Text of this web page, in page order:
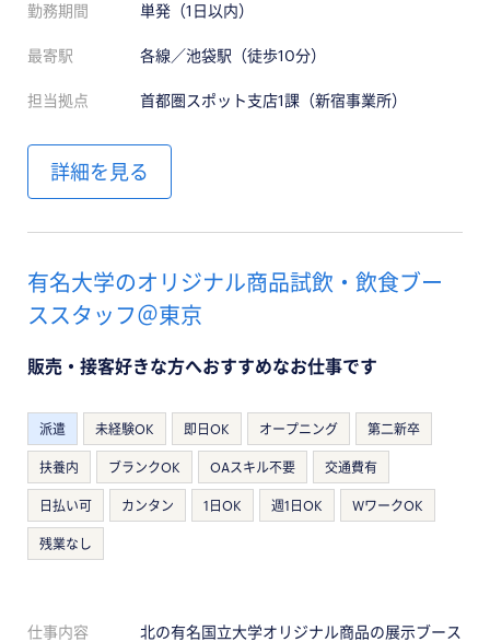
勤務期間 単発（1日以内）
最寄駅 各線／池袋駅（徒歩10分）
担当拠点 首都圏スポット支店1課（新宿事業所）
詳細を見る
有名大学のオリジナル商品試飲・飲食ブー
ススタッフ＠東京
販売・接客好きな方へおすすめなお仕事です
派遣 未経験OK 即日OK オープニング 第二新卒
扶養内 ブランクOK OAスキル不要 交通費有
日払い可 カンタン 1日OK 週1日OK WワークOK
残業なし
仕事内容
北の有名国立大学オリジナル商品の展示ブース